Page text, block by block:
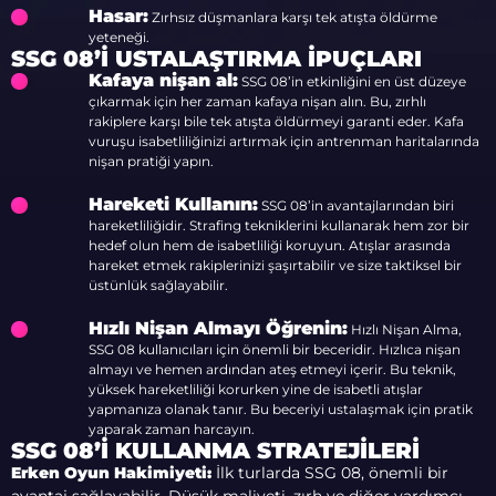
Hasar: Zırhsız düşmanlara karşı tek atışta öldürme
yeteneği.
SSG 08’I USTALAŞTIRMA İPUÇLARI
Kafaya nişan al: SSG 08’in etkinliğini en üst düzeye
çıkarmak için her zaman kafaya nişan alın. Bu, zırhlı
rakiplere karşı bile tek atışta öldürmeyi garanti eder. Kafa
vuruşu isabetliliğinizi artırmak için antrenman haritalarında
nişan pratiği yapın.
Hareketi Kullanın: SSG 08’in avantajlarından biri
hareketliliğidir. Strafing tekniklerini kullanarak hem zor bir
hedef olun hem de isabetliliği koruyun. Atışlar arasında
hareket etmek rakiplerinizi şaşırtabilir ve size taktiksel bir
üstünlük sağlayabilir.
Hızlı Nişan Almayı Öğrenin: Hızlı Nişan Alma,
SSG 08 kullanıcıları için önemli bir beceridir. Hızlıca nişan
almayı ve hemen ardından ateş etmeyi içerir. Bu teknik,
yüksek hareketliliği korurken yine de isabetli atışlar
yapmanıza olanak tanır. Bu beceriyi ustalaşmak için pratik
yaparak zaman harcayın.
SSG 08’I KULLANMA STRATEJILERI
Erken Oyun Hakimiyeti: İlk turlarda SSG 08, önemli bir